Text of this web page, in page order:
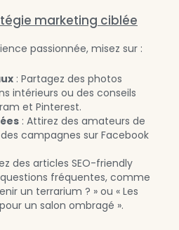
marketing ciblée
passionnée, misez sur :
: Partagez des photos
intérieurs ou des conseils
et Pinterest.
: Attirez des amateurs de
campagnes sur Facebook
des articles SEO-friendly
fréquentes, comme
un terrarium ? » ou « Les
un salon ombragé ».